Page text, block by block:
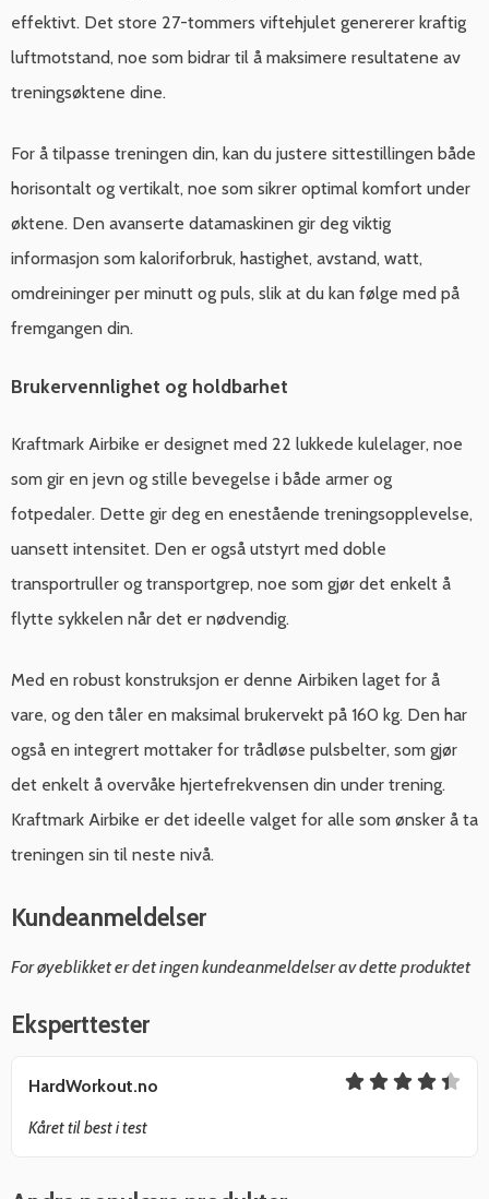
effektivt. Det store 27-tommers viftehjulet genererer kraftig
luftmotstand, noe som bidrar til å maksimere resultatene av
treningsøktene dine.
For å tilpasse treningen din, kan du justere sittestillingen både
horisontalt og vertikalt, noe som sikrer optimal komfort under
øktene. Den avanserte datamaskinen gir deg viktig
informasjon som kaloriforbruk, hastighet, avstand, watt,
omdreininger per minutt og puls, slik at du kan følge med på
fremgangen din.
Brukervennlighet og holdbarhet
Kraftmark Airbike er designet med 22 lukkede kulelager, noe
som gir en jevn og stille bevegelse i både armer og
fotpedaler. Dette gir deg en enestående treningsopplevelse,
uansett intensitet. Den er også utstyrt med doble
transportruller og transportgrep, noe som gjør det enkelt å
flytte sykkelen når det er nødvendig.
Med en robust konstruksjon er denne Airbiken laget for å
vare, og den tåler en maksimal brukervekt på 160 kg. Den har
også en integrert mottaker for trådløse pulsbelter, som gjør
det enkelt å overvåke hjertefrekvensen din under trening.
Kraftmark Airbike er det ideelle valget for alle som ønsker å ta
treningen sin til neste nivå.
Kundeanmeldelser
For øyeblikket er det ingen kundeanmeldelser av dette produktet
Eksperttester
HardWorkout.no
Kåret til best i test